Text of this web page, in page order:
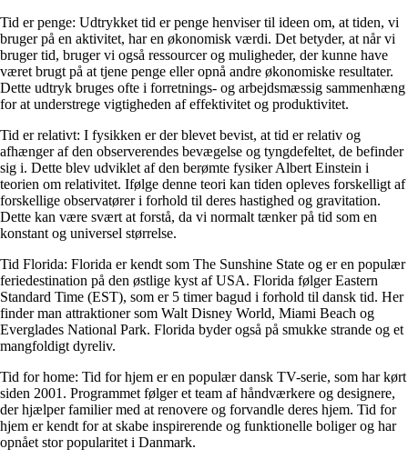
Tid er penge: Udtrykket tid er penge henviser til ideen om, at tiden, vi
bruger på en aktivitet, har en økonomisk værdi. Det betyder, at når vi
bruger tid, bruger vi også ressourcer og muligheder, der kunne have
været brugt på at tjene penge eller opnå andre økonomiske resultater.
Dette udtryk bruges ofte i forretnings- og arbejdsmæssig sammenhæng
for at understrege vigtigheden af effektivitet og produktivitet.
Tid er relativt: I fysikken er der blevet bevist, at tid er relativ og
afhænger af den observerendes bevægelse og tyngdefeltet, de befinder
sig i. Dette blev udviklet af den berømte fysiker Albert Einstein i
teorien om relativitet. Ifølge denne teori kan tiden opleves forskelligt af
forskellige observatører i forhold til deres hastighed og gravitation.
Dette kan være svært at forstå, da vi normalt tænker på tid som en
konstant og universel størrelse.
Tid Florida: Florida er kendt som The Sunshine State og er en populær
feriedestination på den østlige kyst af USA. Florida følger Eastern
Standard Time (EST), som er 5 timer bagud i forhold til dansk tid. Her
finder man attraktioner som Walt Disney World, Miami Beach og
Everglades National Park. Florida byder også på smukke strande og et
mangfoldigt dyreliv.
Tid for home: Tid for hjem er en populær dansk TV-serie, som har kørt
siden 2001. Programmet følger et team af håndværkere og designere,
der hjælper familier med at renovere og forvandle deres hjem. Tid for
hjem er kendt for at skabe inspirerende og funktionelle boliger og har
opnået stor popularitet i Danmark.